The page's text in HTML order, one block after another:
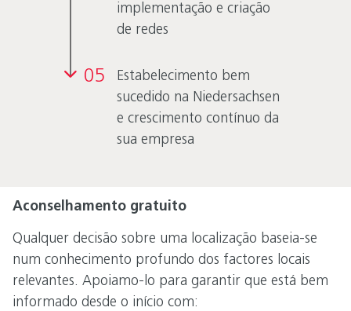
implementação e criação
de redes
05
Estabelecimento bem
sucedido na Niedersachsen
e crescimento contínuo da
sua empresa
Aconselhamento gratuito
Qualquer decisão sobre uma localização baseia-se
num conhecimento profundo dos factores locais
relevantes. Apoiamo-lo para garantir que está bem
informado desde o início com: